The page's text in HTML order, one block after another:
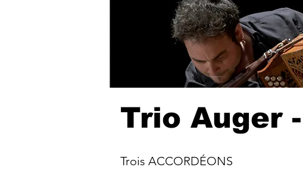
Trio Auger
Trois ACCORDÉONS